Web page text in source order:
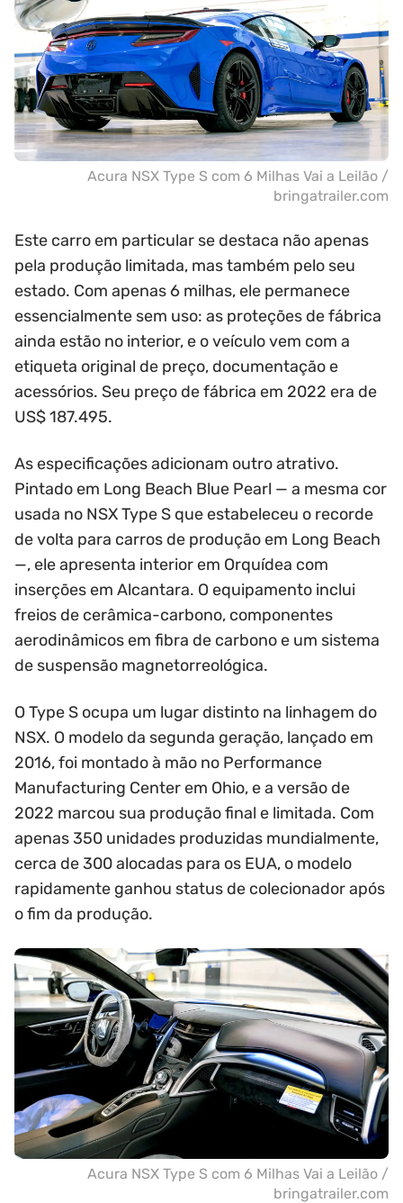
Acura NSX Type S com 6 Milhas Vai a Leilão /
bringatrailer.com
Este carro em particular se destaca não apenas
pela produção limitada, mas também pelo seu
estado. Com apenas 6 milhas, ele permanece
essencialmente sem uso: as proteções de fábrica
ainda estão no interior, e o veículo vem com a
etiqueta original de preço, documentação e
acessórios. Seu preço de fábrica em 2022 era de
US$ 187.495.
As especificações adicionam outro atrativo.
Pintado em Long Beach Blue Pearl — a mesma cor
usada no NSX Type S que estabeleceu o recorde
de volta para carros de produção em Long Beach
—, ele apresenta interior em Orquídea com
inserções em Alcantara. O equipamento inclui
freios de cerâmica-carbono, componentes
aerodinâmicos em fibra de carbono e um sistema
de suspensão magnetorreológica.
O Type S ocupa um lugar distinto na linhagem do
NSX. O modelo da segunda geração, lançado em
2016, foi montado à mão no Performance
Manufacturing Center em Ohio, e a versão de
2022 marcou sua produção final e limitada. Com
apenas 350 unidades produzidas mundialmente,
cerca de 300 alocadas para os EUA, o modelo
rapidamente ganhou status de colecionador após
o fim da produção.
Acura NSX Type S com 6 Milhas Vai a Leilão /
bringatrailer.com